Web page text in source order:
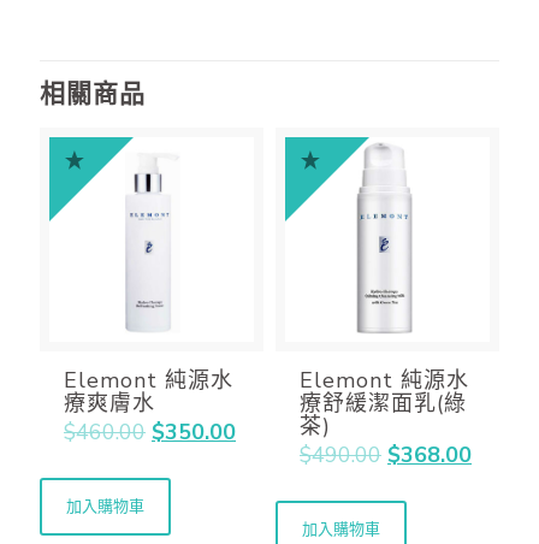
相關商品
Elemont 純源水
療爽膚水
$460.00 $350.00
加入購物車
Elemont 純源水
療舒緩潔面乳(綠
茶)
$490.00 $368.00
加入購物車